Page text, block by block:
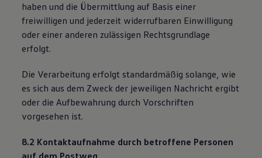
haben und die Übermittlung auf Basis einer
freiwilligen und jederzeit widerrufbaren Einwilligung
oder einer anderen zulässigen Rechtsgrundlage
erfolgt.
Die Verarbeitung erfolgt standardmäßig solange, wie
es sich aus dem Zweck der jeweiligen Nachricht ergibt
oder die Aufbewahrung durch Vorschriften
vorgesehen ist.
8.2 Kontaktaufnahme durch betroffene Personen
auf dem Postweg